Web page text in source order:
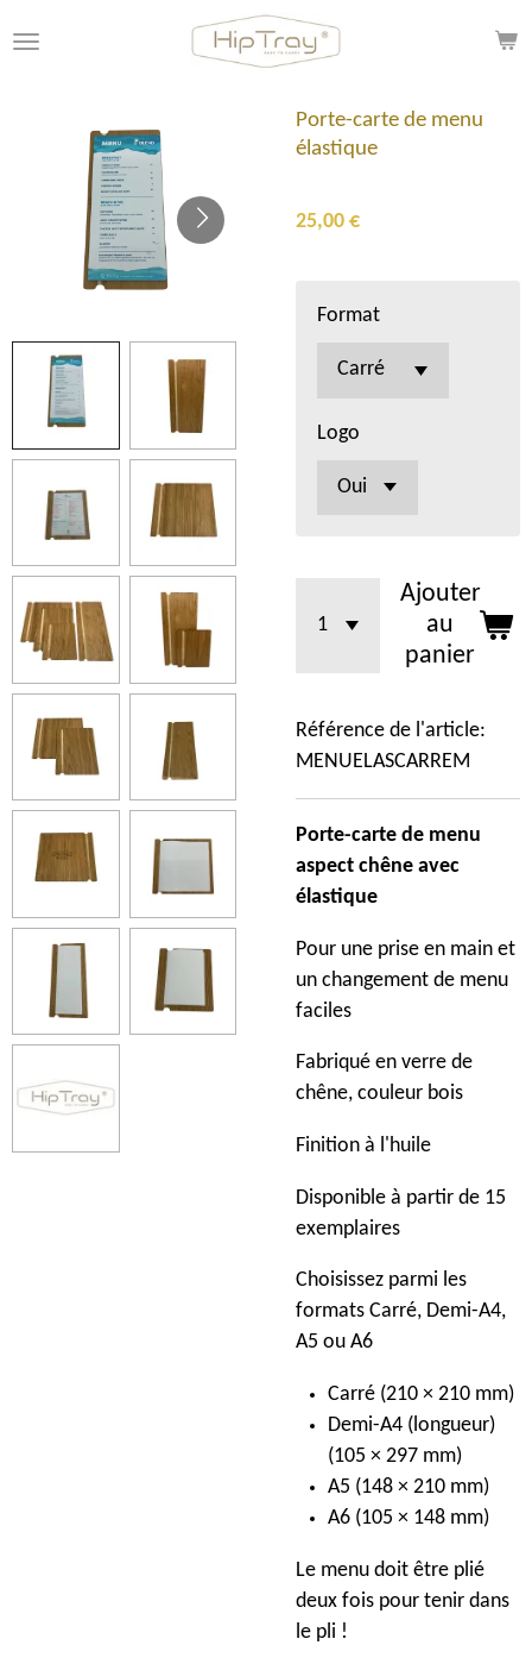
au
Porte-carte de menu
élastique
25,00 €
Format
Logo
Ajouter
au
panier
Référence de l'article:
MENUELASCARREM
Porte-carte de menu
aspect chêne avec
élastique
Pour une prise en main et
un changement de menu
faciles
Fabriqué en verre de
chêne, couleur bois
Finition à l'huile
Disponible à partir de 15
exemplaires
Choisissez parmi les
formats Carré, Demi-A4,
A5 ou A6
Carré (210 × 210 mm)
Demi-A4 (longueur)
(105 × 297 mm)
A5 (148 × 210 mm)
A6 (105 × 148 mm)
Le menu doit être plié
deux fois pour tenir dans
le pli !